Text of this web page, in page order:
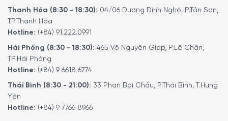
đánh giá là dòng sản phẩm hoạt động thân thiện với môi
trường khi chỉ sử dụng lượng nước và điện ở mức cần
lượng cao nhất – mức A.
Thanh Hóa (8:30 - 18:30): 04/06 Dương Đình Nghệ, P.Tân Sơn,
TP.Thanh Hóa
Hotline: (+84) 91.222.0991
Hải Phòng (8:30 - 18:30): 465 Võ Nguyên Giáp, P.Lê Chân,
TP.Hải Phòng
Hotline: (+84) 9 6618 6774
Thái Bình (8:30 - 21:00): 33 Phan Bội Châu, P.Thái Bình, T.Hưng
Yên
Hotline: (+84) 9 7766 8966